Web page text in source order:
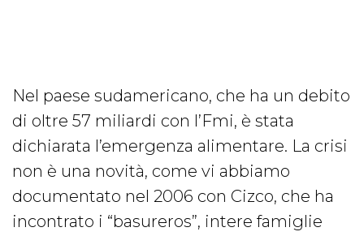
Nel paese sudamericano, che ha un debito
di oltre 57 miliardi con l’Fmi, è stata
dichiarata l’emergenza alimentare. La crisi
non è una novità, come vi abbiamo
documentato nel 2006 con Cizco, che ha
incontrato i “basureros”, intere famiglie